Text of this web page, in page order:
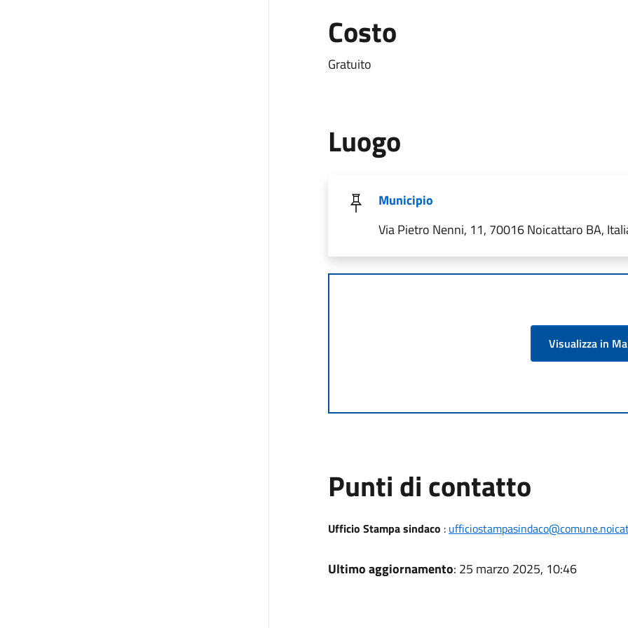
Costo
Gratuito
Luogo
Municipio
Via Pietro Nenni, 11, 70016 Noicattaro BA,
Visualizza in
Punti di contatto
Ufficio Stampa sindaco :
Ultimo aggiornamento: 25 marzo 2025, 10:46